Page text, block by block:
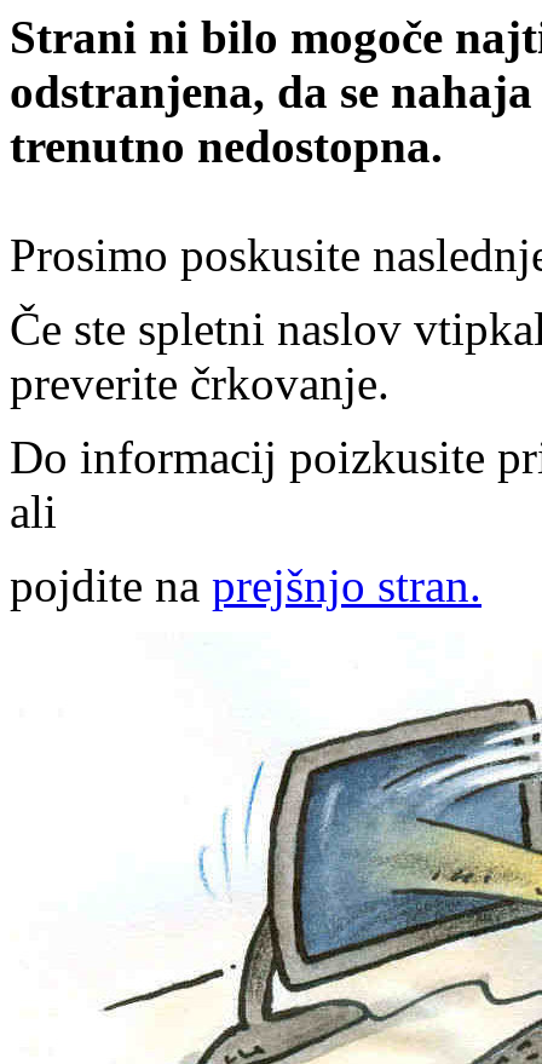
Strani ni bilo mogoče
odstranjena, da se
trenutno nedostopna.
Prosimo poskusite
Če ste spletni naslov
preverite črkovanje.
Do informacij poizkusite
ali
pojdite na prejšnjo stran.